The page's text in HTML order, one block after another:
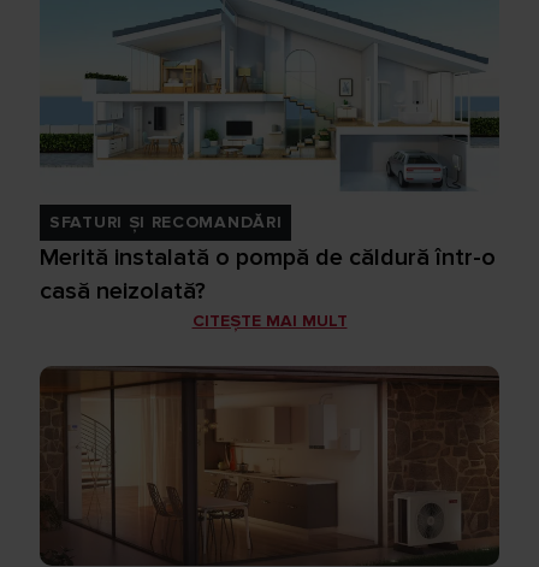
SFATURI ȘI RECOMANDĂRI
Merită instalată o pompă de căldură într-o
casă neizolată?
CITEȘTE MAI MULT